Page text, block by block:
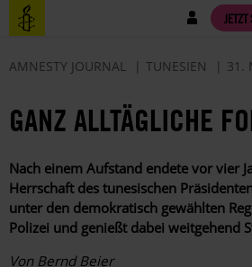
Direkt
zum
Benutzermenü
AMNESTY JOURNAL TUNESIEN 31.
GANZ ALLTÄGLICHE
Nach einem Aufstand endete vor vier
Herrschaft des tunesischen
unter den demokratisch gewählten
Polizei und genießt dabei weitgehend
Von Bernd Beier